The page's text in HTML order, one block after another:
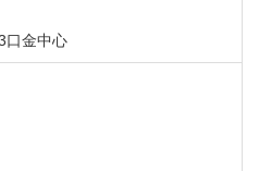
口金中心